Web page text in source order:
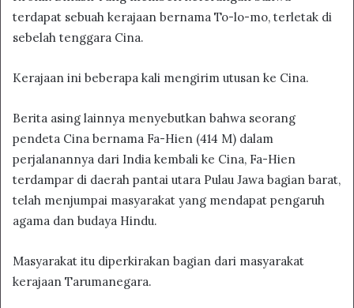
terdapat sebuah kerajaan bernama To-lo-mo, terletak di
sebelah tenggara Cina.
Kerajaan ini beberapa kali mengirim utusan ke Cina.
Berita asing lainnya menyebutkan bahwa seorang
pendeta Cina bernama Fa-Hien (414 M) dalam
perjalanannya dari India kembali ke Cina, Fa-Hien
terdampar di daerah pantai utara Pulau Jawa bagian barat,
telah menjumpai masyarakat yang mendapat pengaruh
agama dan budaya Hindu.
Masyarakat itu diperkirakan bagian dari masyarakat
kerajaan Tarumanegara.